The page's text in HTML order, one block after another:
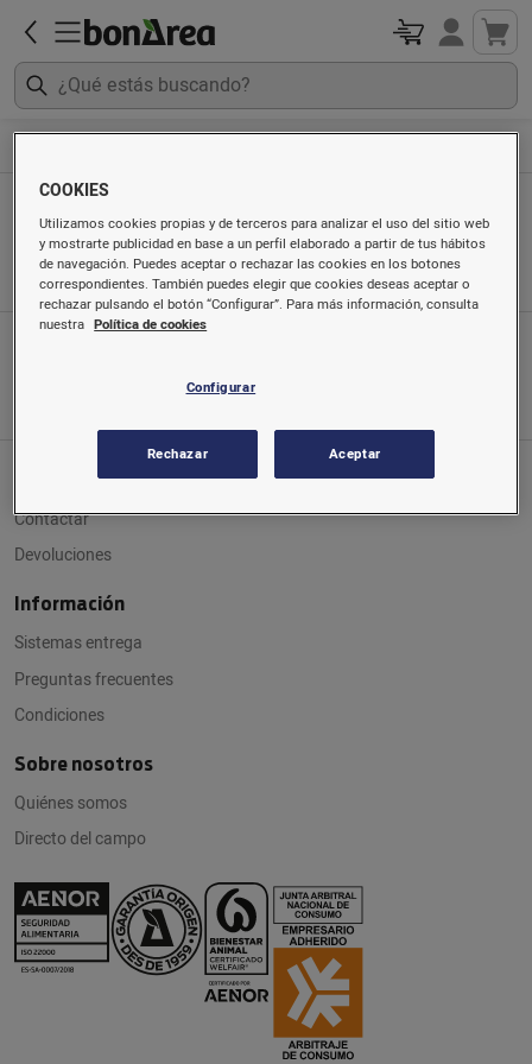
Ropa y calzado laboral
Ordenado por
Servicio al cliente
Contactar
Devoluciones
Información
Sistemas entrega
Preguntas frecuentes
Condiciones
Sobre nosotros
Quiénes somos
Directo del campo
COOKIES
Utilizamos cookies propias y de terceros para analizar el uso del sitio web
y mostrarte publicidad en base a un perfil elaborado a partir de tus hábitos
de navegación. Puedes aceptar o rechazar las cookies en los botones
correspondientes. También puedes elegir que cookies deseas aceptar o
rechazar pulsando el botón “Configurar”. Para más información, consulta
nuestra Política de cookies
Configurar
Rechazar Aceptar